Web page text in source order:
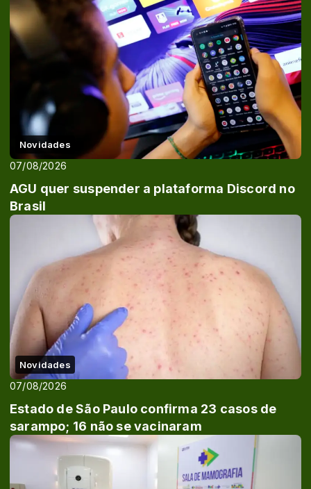
Novidades
07/08/2026
AGU quer suspender a plataforma Discord no
Brasil
Novidades
07/08/2026
Estado de São Paulo confirma 23 casos de
sarampo; 16 não se vacinaram